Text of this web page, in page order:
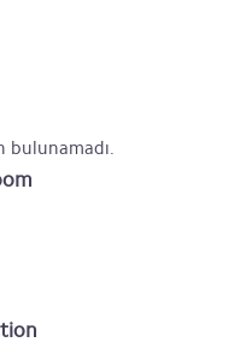
bulunamadı.